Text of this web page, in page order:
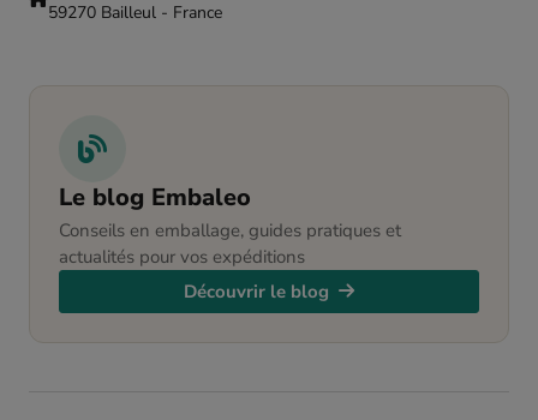
59270 Bailleul - France
Le blog Embaleo
Conseils en emballage, guides pratiques et
actualités pour vos expéditions
Découvrir le blog